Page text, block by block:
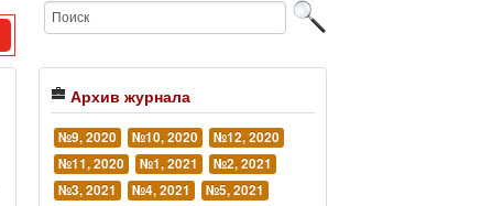
Архив журнала
№9, 2020 №10, 2020
№12, 2020
№11, 2020
№1, 2021
№2, 2021
№3, 2021
№4, 2021
№5, 2021